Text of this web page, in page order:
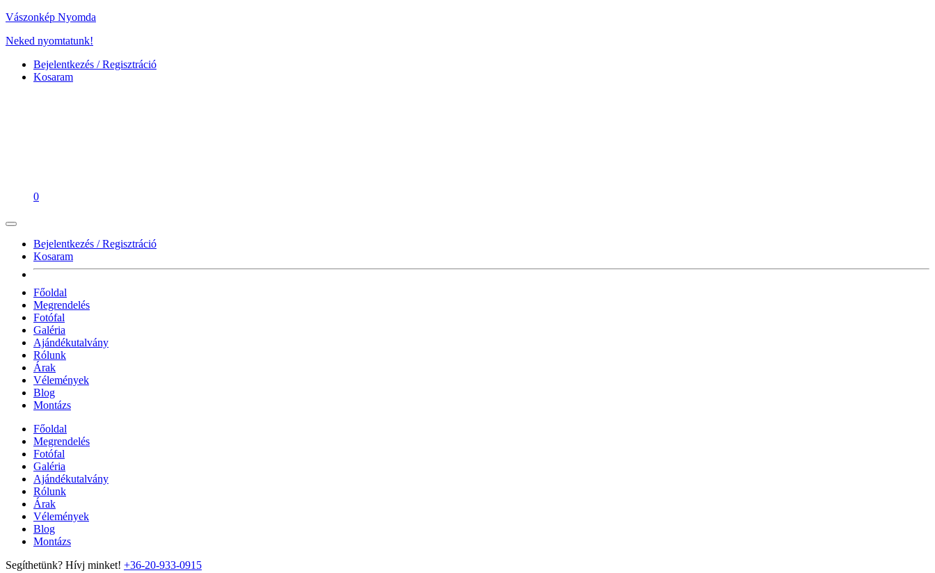
Vászonkép Nyomda
Neked nyomtatunk!
Bejelentkezés / Regisztráció
Kosaram
0
Bejelentkezés / Regisztráció
Kosaram
Főoldal
Megrendelés
Fotófal
Galéria
Ajándékutalvány
Rólunk
Árak
Vélemények
Blog
Montázs
Főoldal
Megrendelés
Fotófal
Galéria
Ajándékutalvány
Rólunk
Árak
Vélemények
Blog
Montázs
Segíthetünk? Hívj minket! +36-20-933-0915